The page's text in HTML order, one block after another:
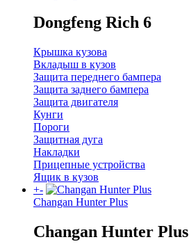
Dongfeng Rich 6
Крышка кузова
Вкладыш в кузов
Защита переднего бампера
Защита заднего бампера
Защита двигателя
Кунги
Пороги
Защитная дуга
Накладки
Прицепные устройства
Ящик в кузов
+-
Changan Hunter Plus
Changan Hunter Plus